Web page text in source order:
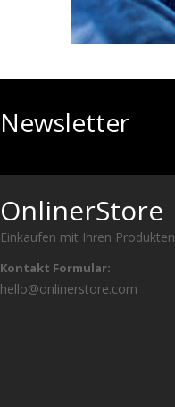
Newsletter
OnlinerStore
Einkaufen mit Ihren Produkten
Kontakt Formular:
hello@onlinerstore.com